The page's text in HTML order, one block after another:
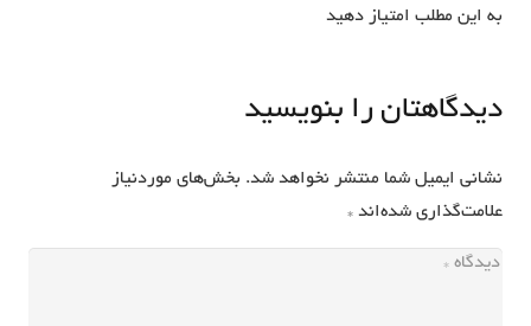
به این مطلب امتیاز دهید
دیدگاهتان را بنویسید
نشانی ایمیل شما منتشر نخواهد شد. بخش‌های موردنیاز
علامت‌گذاری شده‌اند *